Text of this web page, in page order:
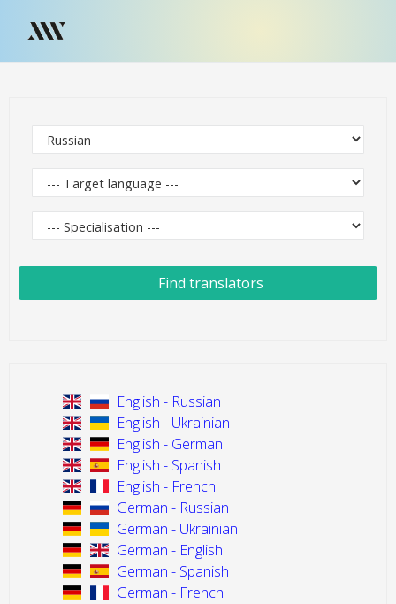
Find translators
English - Russian
English - Ukrainian
English - German
English - Spanish
English - French
German - Russian
German - Ukrainian
German - English
German - Spanish
German - French